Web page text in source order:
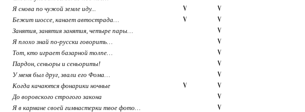
Я снова по чужой земле иду...
Бежит шоссе, канает автострада…
Занятия, занятия занятия, четыpе паpы…
Я плохо знай по-русски говорить…
Тот, кто играет базарной толпе…
Пардон, сеньоры и сеньориты!
У меня был друг, звали его Фома…
Когда качаются фонарики ночные
До воровского строгого закона
Я в кармане своей гимнастерки твое фото…